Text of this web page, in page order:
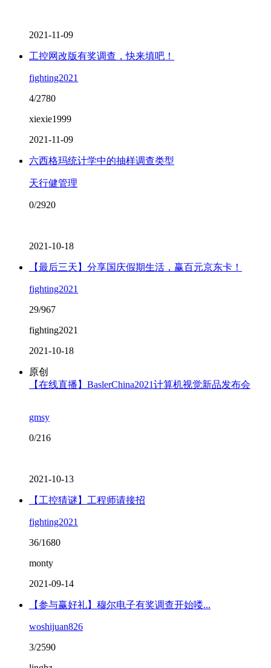
2021-11-09
工控网改版有奖调查，快来填吧！
fighting2021
4/2780
xiexie1999
2021-11-09
六西格玛统计学中的抽样调查类型
天行健管理
0/2920
2021-10-18
【最后三天】分享国庆假期生活，赢百元京东卡！
fighting2021
29/967
fighting2021
2021-10-18
原创
【在线直播】BaslerChina2021计算机视觉新品发布会
gmsy
0/216
2021-10-13
【工控猜谜】工程师请接招
fighting2021
36/1680
monty
2021-09-14
【参与赢好礼】穆尔电子有奖调查开始喽...
woshijuan826
3/2590